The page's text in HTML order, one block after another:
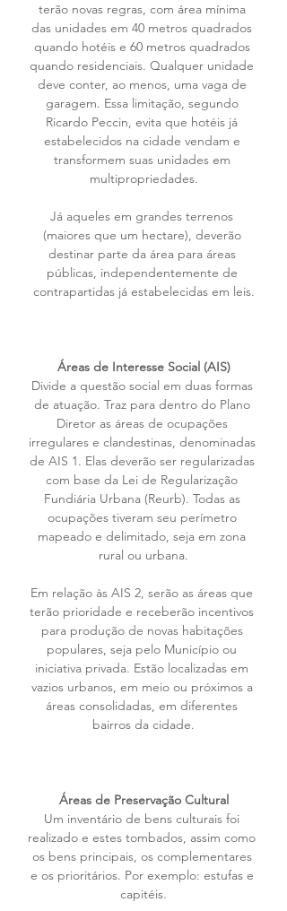
terão novas regras, com área mínima
das unidades em 40 metros quadrados
quando hotéis e 60 metros quadrados
quando residenciais. Qualquer unidade
deve conter, ao menos, uma vaga de
garagem. Essa limitação, segundo
Ricardo Peccin, evita que hotéis já
estabelecidos na cidade vendam e
transformem suas unidades em
multipropriedades.
Já aqueles em grandes terrenos
(maiores que um hectare), deverão
destinar parte da área para áreas
públicas, independentemente de
contrapartidas já estabelecidas em leis.
Áreas de Interesse Social (AIS)
Divide a questão social em duas formas
de atuação. Traz para dentro do Plano
Diretor as áreas de ocupações
irregulares e clandestinas, denominadas
de AIS 1. Elas deverão ser regularizadas
com base da Lei de Regularização
Fundiária Urbana (Reurb). Todas as
ocupações tiveram seu perímetro
mapeado e delimitado, seja em zona
rural ou urbana.
Em relação às AIS 2, serão as áreas que
terão prioridade e receberão incentivos
para produção de novas habitações
populares, seja pelo Município ou
iniciativa privada. Estão localizadas em
vazios urbanos, em meio ou próximos a
áreas consolidadas, em diferentes
bairros da cidade.
Áreas de Preservação Cultural
Um inventário de bens culturais foi
realizado e estes tombados, assim como
os bens principais, os complementares
e os prioritários. Por exemplo: estufas e
capitéis.